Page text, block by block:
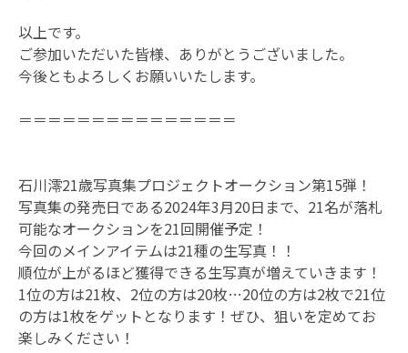
以上です。
ご参加いただいた皆様、ありがとうございました。
今後ともよろしくお願いいたします。
＝＝＝＝＝＝＝＝＝＝＝＝＝＝＝
石川澪21歳写真集プロジェクトオークション第15弾！
写真集の発売日である2024年3月20日まで、21名が落札
可能なオークションを21回開催予定！
今回のメインアイテムは21種の生写真！！
順位が上がるほど獲得できる生写真が増えていきます！
1位の方は21枚、2位の方は20枚…20位の方は2枚で21位
の方は1枚をゲットとなります！ぜひ、狙いを定めてお
楽しみください！